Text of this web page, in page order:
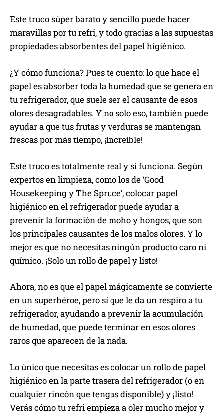
Este truco súper barato y sencillo puede hacer
maravillas por tu refri, y todo gracias a las supuestas
propiedades absorbentes del papel higiénico.
¿Y cómo funciona? Pues te cuento: lo que hace el
papel es absorber toda la humedad que se genera en
tu refrigerador, que suele ser el causante de esos
olores desagradables. Y no solo eso, también puede
ayudar a que tus frutas y verduras se mantengan
frescas por más tiempo, ¡increíble!
Este truco es totalmente real y sí funciona. Según
expertos en limpieza, como los de ‘Good
Housekeeping y The Spruce’, colocar papel
higiénico en el refrigerador puede ayudar a
prevenir la formación de moho y hongos, que son
los principales causantes de los malos olores. Y lo
mejor es que no necesitas ningún producto caro ni
químico. ¡Solo un rollo de papel y listo!
Ahora, no es que el papel mágicamente se convierte
en un superhéroe, pero sí que le da un respiro a tu
refrigerador, ayudando a prevenir la acumulación
de humedad, que puede terminar en esos olores
raros que aparecen de la nada.
Lo único que necesitas es colocar un rollo de papel
higiénico en la parte trasera del refrigerador (o en
cualquier rincón que tengas disponible) y ¡listo!
Verás cómo tu refri empieza a oler mucho mejor y